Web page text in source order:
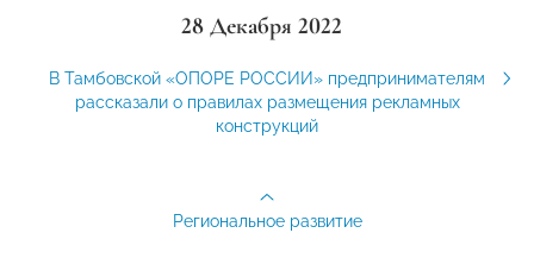
28 Декабря 2022
В Тамбовской «ОПОРЕ РОССИИ» предпринимателям
рассказали о правилах размещения рекламных
конструкций
Региональное развитие